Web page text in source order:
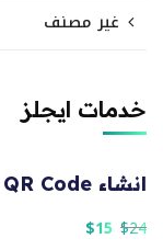
غير مصنف
خدمات ايجلز
انشاء QR Code
$24
$15